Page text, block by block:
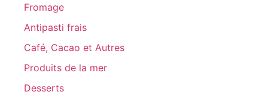
Fromage
Antipasti frais
Café, Cacao et Autres
Produits de la mer
Desserts